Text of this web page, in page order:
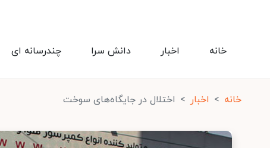
چندرسانه ای دانش سرا اخبار خانه
خانه اخبار اختلال در جایگاه‌های سوخت